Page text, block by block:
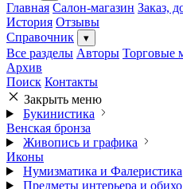
Главная Салон-магазин Заказ,
История Отзывы
Справочник
▾
Все разделы Авторы Торговые
Архив
Поиск Контакты
Закрыть меню
Букинистика
Венская бронза
Живопись и графика
Иконы
Нумизматика и Фалеристика
Предметы интерьера и